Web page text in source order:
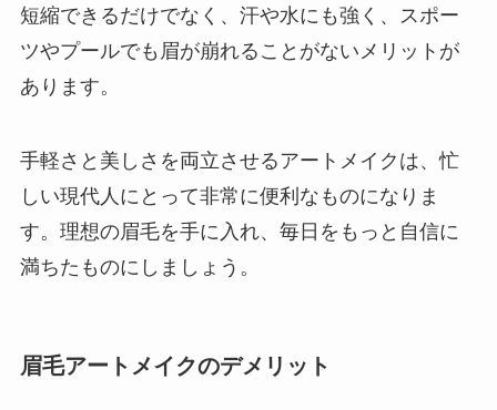
短縮できるだけでなく、汗や水にも強く、スポー
ツやプールでも眉が崩れることがないメリットが
あります。
手軽さと美しさを両立させるアートメイクは、忙
しい現代人にとって非常に便利なものになりま
す。理想の眉毛を手に入れ、毎日をもっと自信に
満ちたものにしましょう。
眉毛アートメイクのデメリット